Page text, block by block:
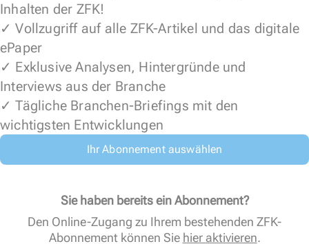
Inhalten der ZFK!
✓ Vollzugriff auf alle ZFK-Artikel und das digitale
ePaper
✓ Exklusive Analysen, Hintergründe und
Interviews aus der Branche
✓ Tägliche Branchen-Briefings mit den
wichtigsten Entwicklungen
Ihr Abonnement auswählen
Sie haben bereits ein Abonnement?
Den Online-Zugang zu Ihrem bestehenden ZFK-
Abonnement können Sie hier aktivieren.